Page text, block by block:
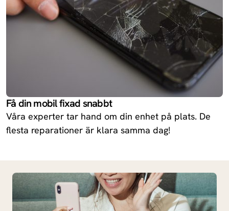
Få din mobil fixad snabbt
Våra experter tar hand om din enhet på plats. De
flesta reparationer är klara samma dag!